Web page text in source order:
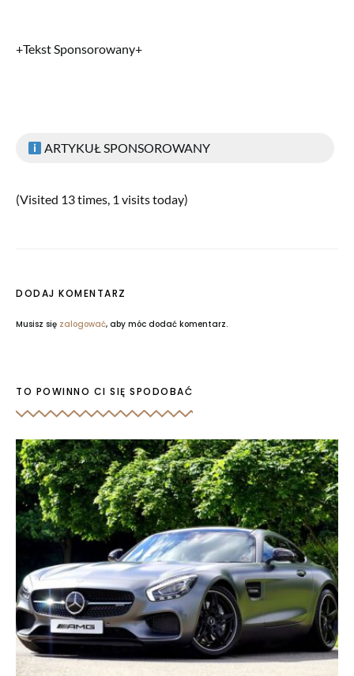
+Tekst Sponsorowany+
ARTYKUŁ SPONSOROWANY
(Visited 13 times, 1 visits today)
DODAJ KOMENTARZ
Musisz się zalogować, aby móc dodać komentarz.
TO POWINNO CI SIĘ SPODOBAĆ